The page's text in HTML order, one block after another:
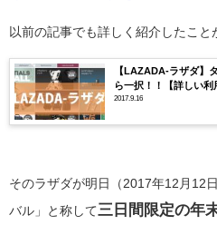
以前の記事でも詳しく紹介したこと
【LAZADA-ラザダ】
ら一択！！【詳しい利
2017.9.16
そのラザダが明日（2017年12月12
バル」と称して三日間限定の年